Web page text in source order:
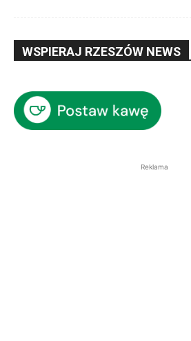
WSPIERAJ RZESZÓW NEWS
Reklama